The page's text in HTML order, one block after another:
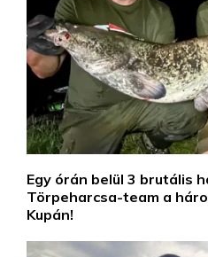
Egy órán belül 3 brutális
Törpeharcsa-team a
Kupán!